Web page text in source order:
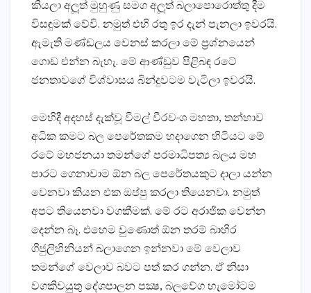
කියලා අලූත් මුහුණු සමග අලූත් බලාපොරොත්තු දීම
විසඳුමක් වේවි. නමුත් එහි රතු ඉර දැන් පැනලා ඉවරයි.
ඇමැති මණ්ඩලය වෙනස් කරලා මේ ප‍්‍රශ්නයෙන්
ගොඩ එන්න බැහැ. මේ ආණ්ඩුව පිළිබඳ රටේ
ජනතාවගේ විශ්වාසය බින්දුවටම වැටිලා ඉවරයි.
මෙහිදී අදහස් දැක්වූ විමල් වීරවංශ මහතා, තන්හාව
අධික කමට බල පෙරේතකම හදාගෙන හිටියට මේ
රටේ මහජනයා තමන්ගේ පරමාධිපත්‍ය බලය මහ
පාරට ගෙනාවාම ඕන බල පෙරේතයකුට දාලා යන්න
වෙනවා කියන එක ඔප්පු කරලා තියෙනවා. නමුත්
අපට තියෙනවා වගකීමක්. මේ රට අරාජික වෙන්න
දෙන්න බෑ. එහෙම වුණොත් ඕන තරම් බාහිර
ගිජුලිහිනියන් බලාගෙන ඉන්නවා මේ වෙලාව
තමන්ගේ වෙලාව බවට පත් කර ගන්න. ඒ නිසා
වගකිවයුතු දේශපාලන පක්‍ෂ, බලවේග හැමෝටම